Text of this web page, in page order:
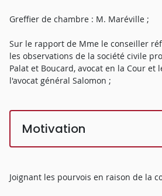
Greffier de chambre : M. Maréville ;
Sur le rapport de Mme le conseiller
les observations de la société civile
Palat et Boucard, avocat en la Cour et
l'avocat général Salomon ;
Motivation
Joignant les pourvois en raison de la